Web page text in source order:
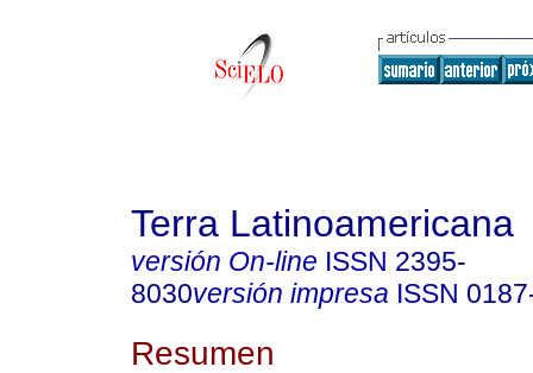
Terra Latinoamericana
versión On-line ISSN 2395-
8030versión impresa ISSN
Resumen